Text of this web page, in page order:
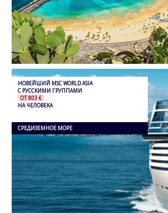
НОВЕЙШИЙ MSC WORLD ASIA
С РУССКИМИ ГРУППАМИ
ОТ 803 €
НА ЧЕЛОВЕКА
СРЕДИЗЕМНОЕ МОРЕ